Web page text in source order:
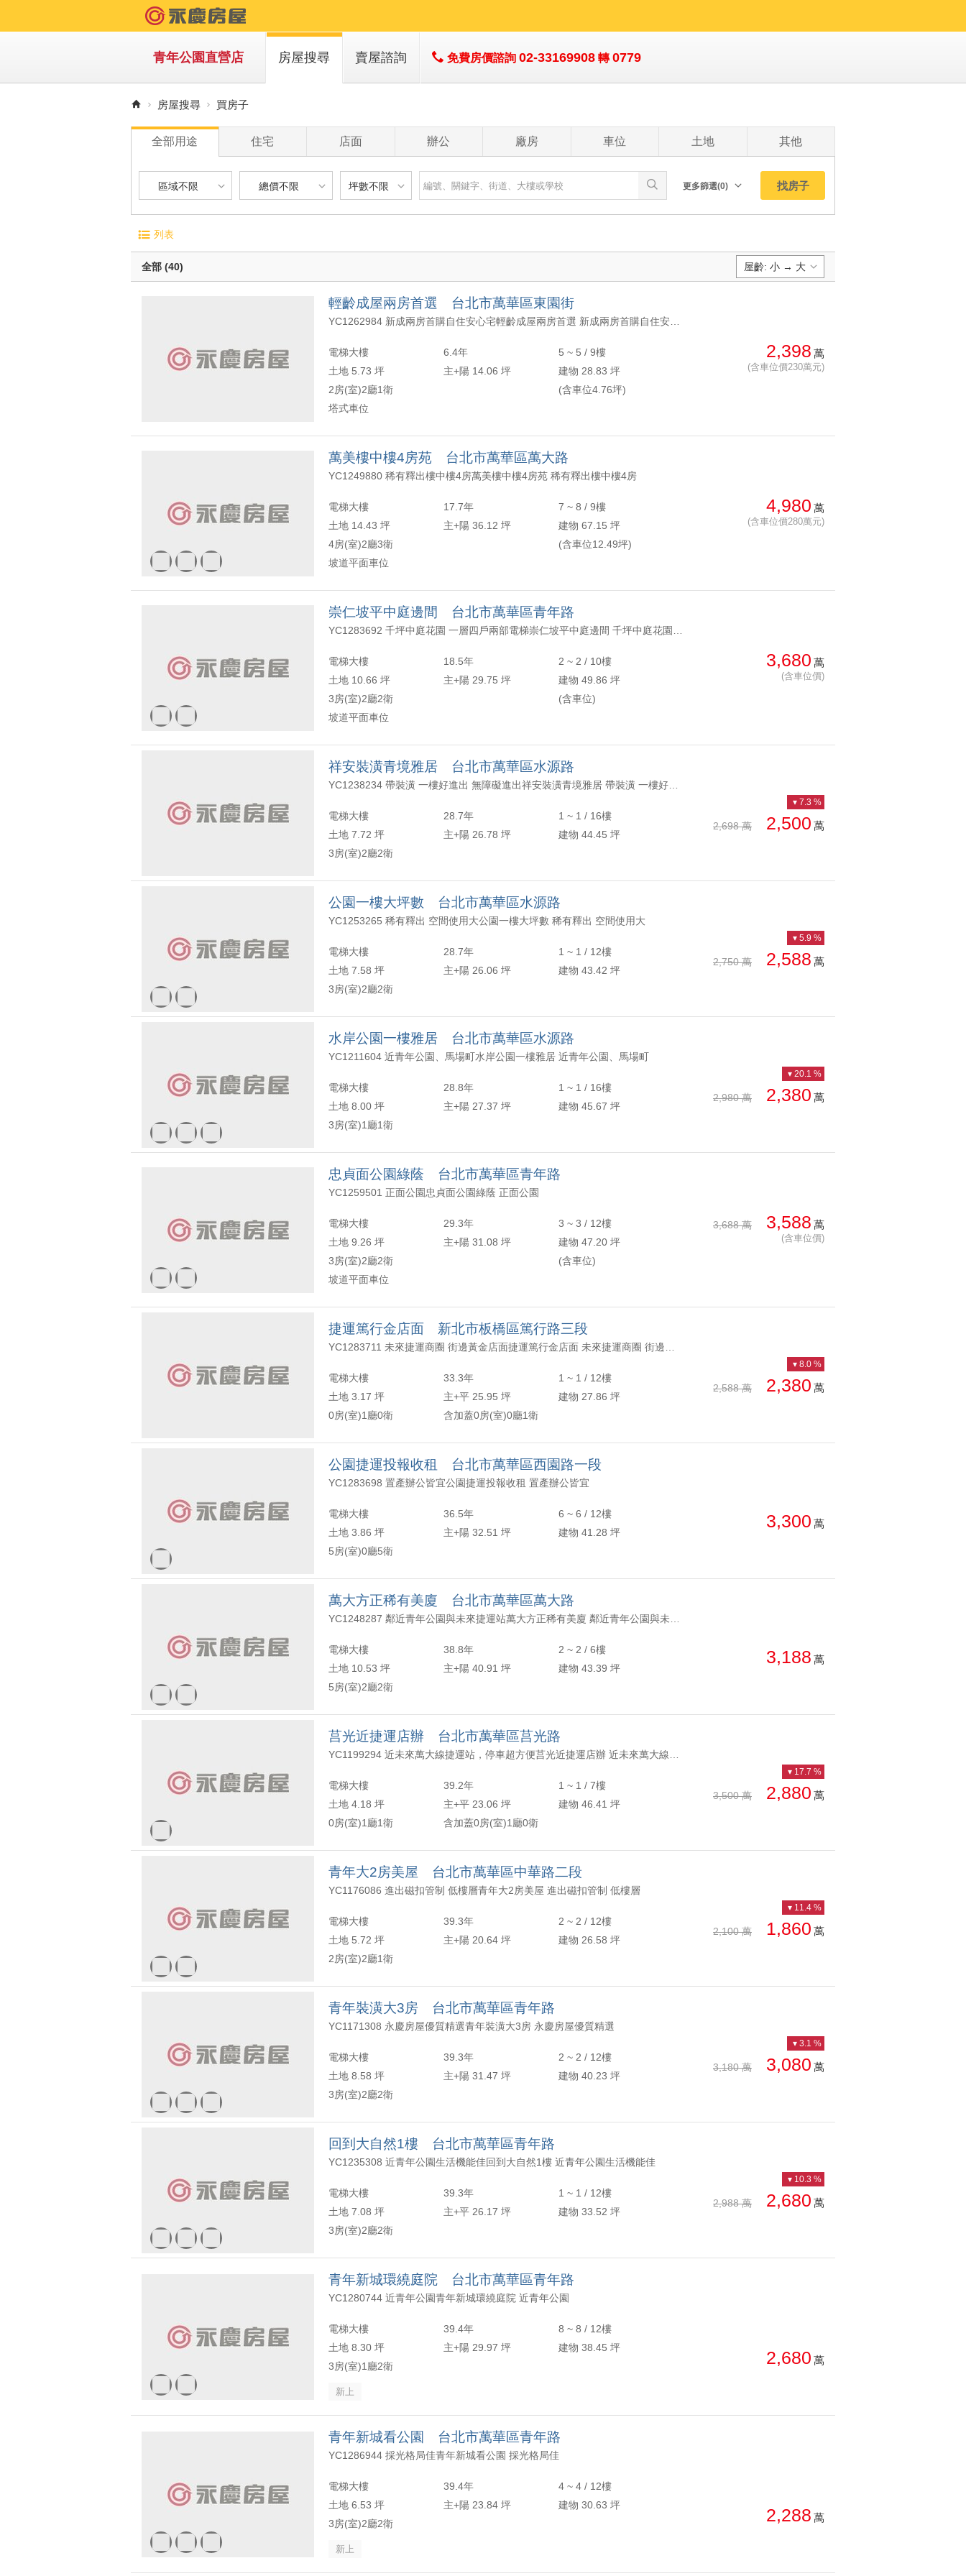
青年公園直營店 房屋搜尋 賣屋諮詢 免費房價諮詢 02-33169908 轉0779
房屋搜尋 買房子
全部用途 住宅 店面 辦公 廠房 車位 土地 其他
區域不限
台北市-萬華區
新北市-板橋區
總價不限
900 萬以下
900 萬 - 1200 萬
1200 萬 - 1500 萬
2500 萬 - 4000 萬
- 萬
坪數不限
坪數不限
20 坪以下
20 坪 - 30 坪
40 坪 - 50 坪
- 坪
更多篩選(0) 找房子
電梯大廈
無電梯公寓
透天別墅
有無障礙空間
5 年 - 10 年
10 年 - 20 年
20 年 - 30 年
年
2 - 6 樓
7 - 12 樓
13 樓以上
- 樓
3 房
4 房
5 房以上
-
東
列表
全部 (40) 屋齡: 小 → 大
每坪單價: 低 → 高
輕齡成屋兩房首選 台北市萬華區東園街
電梯大樓 6.4年
5 ~ 5 / 9樓
土地 5.73 坪
主+陽 14.06 坪
建物 28.83 坪
2房(室)2廳1衛
(含車位4.76坪)
塔式車位
2,398 萬
(含車位價230萬元)
萬美樓中樓4房苑 台北市萬華區萬大路
YC1249880 稀有釋出樓中樓4房萬美樓中樓4房苑 稀有釋出樓中樓4房
電梯大樓 17.7年
7 ~ 8 / 9樓
土地 14.43 坪
主+陽 36.12 坪
建物 67.15 坪
4房(室)2廳3衛
(含車位12.49坪)
坡道平面車位
4,980 萬
(含車位價280萬元)
崇仁坡平中庭邊間 台北市萬華區青年路
電梯大樓 18.5年
2 ~ 2 / 10樓
土地 10.66 坪
主+陽 29.75 坪
建物 49.86 坪
3房(室)2廳2衛
(含車位)
坡道平面車位
3,680 萬
(含車位價)
祥安裝潢青境雅居 台北市萬華區水源路
電梯大樓 28.7年
1 ~ 1 / 16樓
土地 7.72 坪
主+陽 26.78 坪
建物 44.45 坪
3房(室)2廳2衛
2,698 萬 2,500 萬
7.3 %
公園一樓大坪數 台北市萬華區水源路
YC1253265 稀有釋出 空間使用大公園一樓大坪數 稀有釋出 空間使用大
電梯大樓 28.7年
1 ~ 1 / 12樓
土地 7.58 坪
主+陽 26.06 坪
建物 43.42 坪
3房(室)2廳2衛
2,750 萬 2,588 萬
5.9 %
水岸公園一樓雅居 台北市萬華區水源路
YC1211604 近青年公園、馬場町水岸公園一樓雅居 近青年公園、馬場町
電梯大樓 28.8年
1 ~ 1 / 16樓
土地 8.00 坪
主+陽 27.37 坪
建物 45.67 坪
3房(室)1廳1衛
2,980 萬 2,380 萬
20.1 %
忠貞面公園綠蔭 台北市萬華區青年路
YC1259501 正面公園忠貞面公園綠蔭 正面公園
電梯大樓 29.3年
3 ~ 3 / 12樓
土地 9.26 坪
主+陽 31.08 坪
建物 47.20 坪
3房(室)2廳2衛
(含車位)
坡道平面車位
3,688 萬 3,588 萬
(含車位價)
捷運篤行金店面 新北市板橋區篤行路三段
電梯大樓 33.3年
1 ~ 1 / 12樓
土地 3.17 坪
主+平 25.95 坪
建物 27.86 坪
0房(室)1廳0衛
含加蓋0房(室)0廳1衛
2,588 萬 2,380 萬
8.0 %
公園捷運投報收租 台北市萬華區西園路一段
YC1283698 置產辦公皆宜公園捷運投報收租 置產辦公皆宜
電梯大樓 36.5年
6 ~ 6 / 12樓
土地 3.86 坪
主+陽 32.51 坪
建物 41.28 坪
5房(室)0廳5衛
3,300 萬
萬大方正稀有美廈 台北市萬華區萬大路
電梯大樓 38.8年
2 ~ 2 / 6樓
土地 10.53 坪
主+陽 40.91 坪
建物 43.39 坪
5房(室)2廳2衛
3,188 萬
莒光近捷運店辦 台北市萬華區莒光路
電梯大樓 39.2年
1 ~ 1 / 7樓
土地 4.18 坪
主+平 23.06 坪
建物 46.41 坪
0房(室)1廳1衛
含加蓋0房(室)1廳0衛
3,500 萬 2,880 萬
17.7 %
青年大2房美屋 台北市萬華區中華路二段
YC1176086 進出磁扣管制 低樓層青年大2房美屋 進出磁扣管制 低樓層
電梯大樓 39.3年
2 ~ 2 / 12樓
土地 5.72 坪
主+陽 20.64 坪
建物 26.58 坪
2房(室)2廳1衛
2,100 萬 1,860 萬
11.4 %
青年裝潢大3房 台北市萬華區青年路
YC1171308 永慶房屋優質精選青年裝潢大3房 永慶房屋優質精選
電梯大樓 39.3年
2 ~ 2 / 12樓
土地 8.58 坪
主+陽 31.47 坪
建物 40.23 坪
3房(室)2廳2衛
3,180 萬 3,080 萬
3.1 %
回到大自然1樓 台北市萬華區青年路
YC1235308 近青年公園生活機能佳回到大自然1樓 近青年公園生活機能佳
電梯大樓 39.3年
1 ~ 1 / 12樓
土地 7.08 坪
主+平 26.17 坪
建物 33.52 坪
3房(室)2廳2衛
2,988 萬 2,680 萬
10.3 %
青年新城環繞庭院 台北市萬華區青年路
YC1280744 近青年公園青年新城環繞庭院 近青年公園
電梯大樓 39.4年
8 ~ 8 / 12樓
土地 8.30 坪
主+陽 29.97 坪
建物 38.45 坪
3房(室)1廳2衛
新上
2,680 萬
青年新城看公園 台北市萬華區青年路
YC1286944 採光格局佳青年新城看公園 採光格局佳
電梯大樓 39.4年
4 ~ 4 / 12樓
土地 6.53 坪
主+陽 23.84 坪
建物 30.63 坪
3房(室)2廳2衛
新上
2,288 萬